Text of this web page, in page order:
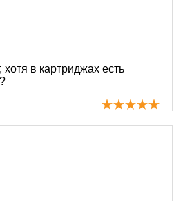
хотя в картриджах есть